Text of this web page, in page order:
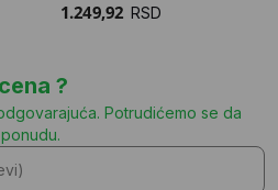
RSD
?
Potrudićemo se da